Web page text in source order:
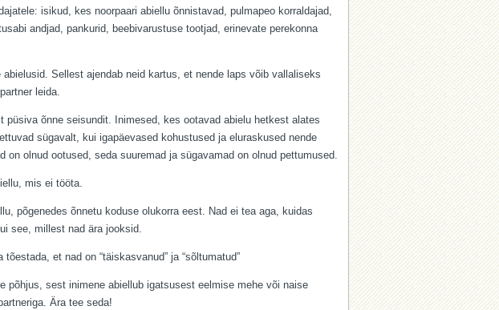
isikud, kes noorpaari abiellu õnnistavad, pulmapeo korraldajad,
andjad, pankurid, beebivarustuse tootjad, erinevate perekonna
Sellest ajendab neid kartus, et nende laps võib vallaliseks
leida.
püsiva õnne seisundit. Inimesed, kes ootavad abielu hetkest alates
sügavalt, kui igapäevased kohustused ja eluraskused nende
on olnud ootused, seda suuremad ja sügavamad on olnud pettumused.
mis ei tööta.
põgenedes õnnetu koduse olukorra eest. Nad ei tea aga, kuidas
see, millest nad ära jooksid.
et nad on “täiskasvanud” ja “sõltumatud”
põhjus, sest inimene abiellub igatsusest eelmise mehe või naise
Ära tee seda!